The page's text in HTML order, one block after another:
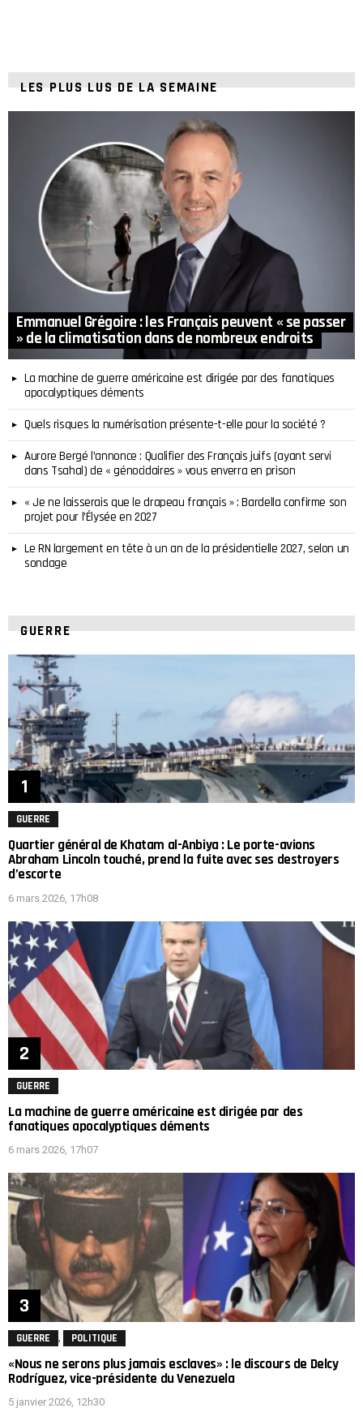
LES PLUS LUS DE LA SEMAINE
Emmanuel Grégoire : les Français peuvent « se passer
» de la climatisation dans de nombreux endroits
La machine de guerre américaine est dirigée par des fanatiques
apocalyptiques déments
Quels risques la numérisation présente-t-elle pour la société ?
Aurore Bergé l’annonce : Qualifier des Français juifs (ayant servi
dans Tsahal) de « génocidaires » vous enverra en prison
« Je ne laisserais que le drapeau français » : Bardella confirme son
projet pour l’Élysée en 2027
Le RN largement en tête à un an de la présidentielle 2027, selon un
sondage
GUERRE
GUERRE
Quartier général de Khatam al-Anbiya : Le porte-avions
Abraham Lincoln touché, prend la fuite avec ses destroyers
d’escorte
6 mars 2026, 17h08
GUERRE
La machine de guerre américaine est dirigée par des
fanatiques apocalyptiques déments
6 mars 2026, 17h07
GUERRE , POLITIQUE
«Nous ne serons plus jamais esclaves» : le discours de Delcy
Rodríguez, vice-présidente du Venezuela
5 janvier 2026, 12h30